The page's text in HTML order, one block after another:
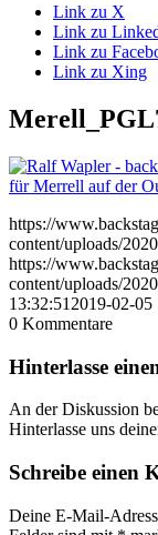
Link zu X
Link zu
Link zu
Link zu Xing
https://
content/uploads/
https://
content/uploads/
13:32:51 2019-02-05
0 Kommentare
Hinterlasse
An der Diskussion
Hinterlasse uns
Schreibe einen
Deine E-Mail-